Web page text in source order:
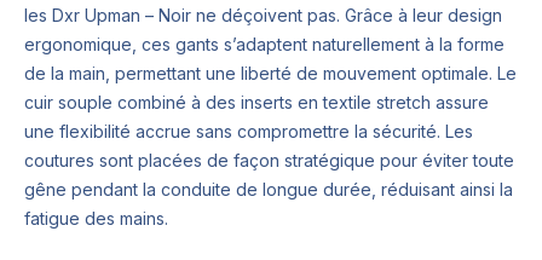
les Dxr Upman – Noir ne déçoivent pas. Grâce à leur design
ergonomique, ces gants s’adaptent naturellement à la forme
de la main, permettant une liberté de mouvement optimale. Le
cuir souple combiné à des inserts en textile stretch assure
une flexibilité accrue sans compromettre la sécurité. Les
coutures sont placées de façon stratégique pour éviter toute
gêne pendant la conduite de longue durée, réduisant ainsi la
fatigue des mains.